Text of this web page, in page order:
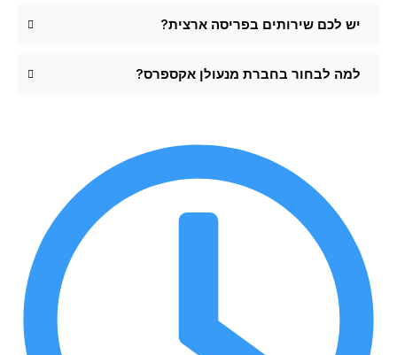
יש לכם שירותים בפריסה ארצית?
למה לבחור בחברת מנעולן אקספרס?